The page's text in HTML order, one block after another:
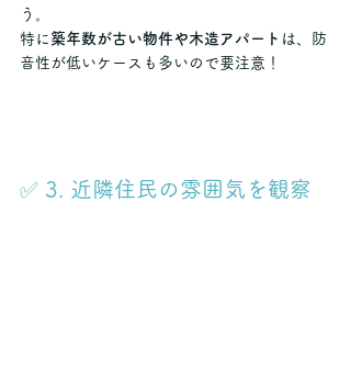
う。
特に 築年数が古い物件や木造アパート は、防
音性が低いケースも多いので要注意！
✅ 3. 近隣住民の雰囲気を観察